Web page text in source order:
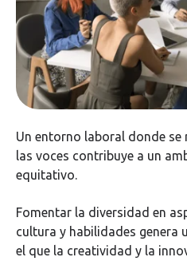
Un entorno laboral donde
las voces contribuye a un
equitativo.
Fomentar la diversidad en
cultura y habilidades genera
el que la creatividad y la